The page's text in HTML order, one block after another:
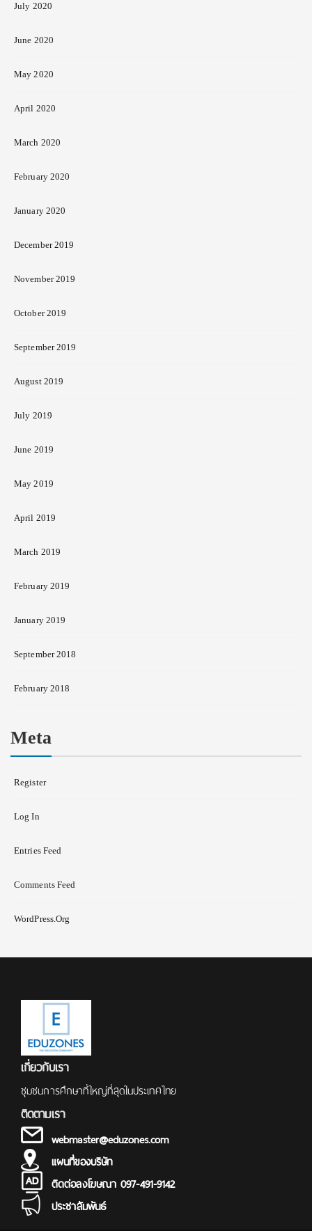
July 2020
June 2020
May 2020
April 2020
March 2020
February 2020
January 2020
December 2019
November 2019
October 2019
September 2019
August 2019
July 2019
June 2019
May 2019
April 2019
March 2019
February 2019
January 2019
September 2018
February 2018
Meta
Register
Log In
Entries Feed
Comments Feed
WordPress.org
เกี่ยวกับเรา
ชุมชนการศึกษาที่ใหญ่ที่สุดในประเทศไทย
ติดตามเรา
webmaster@eduzones.com
แผนที่ของบริษัท
ติดต่อลงโฆษณา 097-491-9142
ประชาสัมพันธ์